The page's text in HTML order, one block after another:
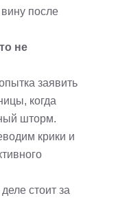
после
не
заявить
когда
шторм.
крики и
стоит за